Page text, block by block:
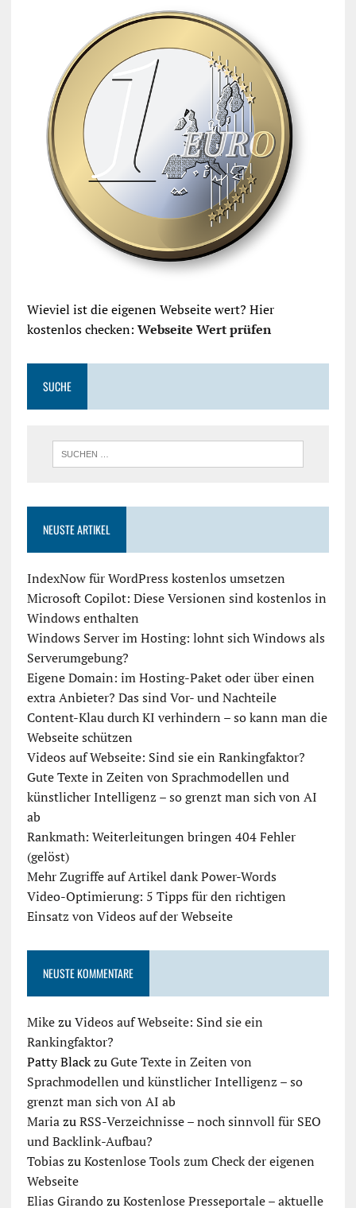
Wieviel ist die eigenen Webseite wert? Hier
kostenlos checken: Webseite Wert prüfen
SUCHE
NEUSTE ARTIKEL
IndexNow für WordPress kostenlos umsetzen
Microsoft Copilot: Diese Versionen sind kostenlos in
Windows enthalten
Windows Server im Hosting: lohnt sich Windows als
Serverumgebung?
Eigene Domain: im Hosting-Paket oder über einen
extra Anbieter? Das sind Vor- und Nachteile
Content-Klau durch KI verhindern – so kann man die
Webseite schützen
Videos auf Webseite: Sind sie ein Rankingfaktor?
Gute Texte in Zeiten von Sprachmodellen und
künstlicher Intelligenz – so grenzt man sich von AI
ab
Rankmath: Weiterleitungen bringen 404 Fehler
(gelöst)
Mehr Zugriffe auf Artikel dank Power-Words
Video-Optimierung: 5 Tipps für den richtigen
Einsatz von Videos auf der Webseite
NEUSTE KOMMENTARE
MikezuVideos auf Webseite: Sind sie ein
Rankingfaktor?
Patty BlackzuGute Texte in Zeiten von
Sprachmodellen und künstlicher Intelligenz – so
grenzt man sich von AI ab
MariazuRSS-Verzeichnisse – noch sinnvoll für SEO
und Backlink-Aufbau?
Tobias zuKostenlose Tools zum Check der eigenen
Webseite
Elias GirandozuKostenlose Presseportale – aktuelle